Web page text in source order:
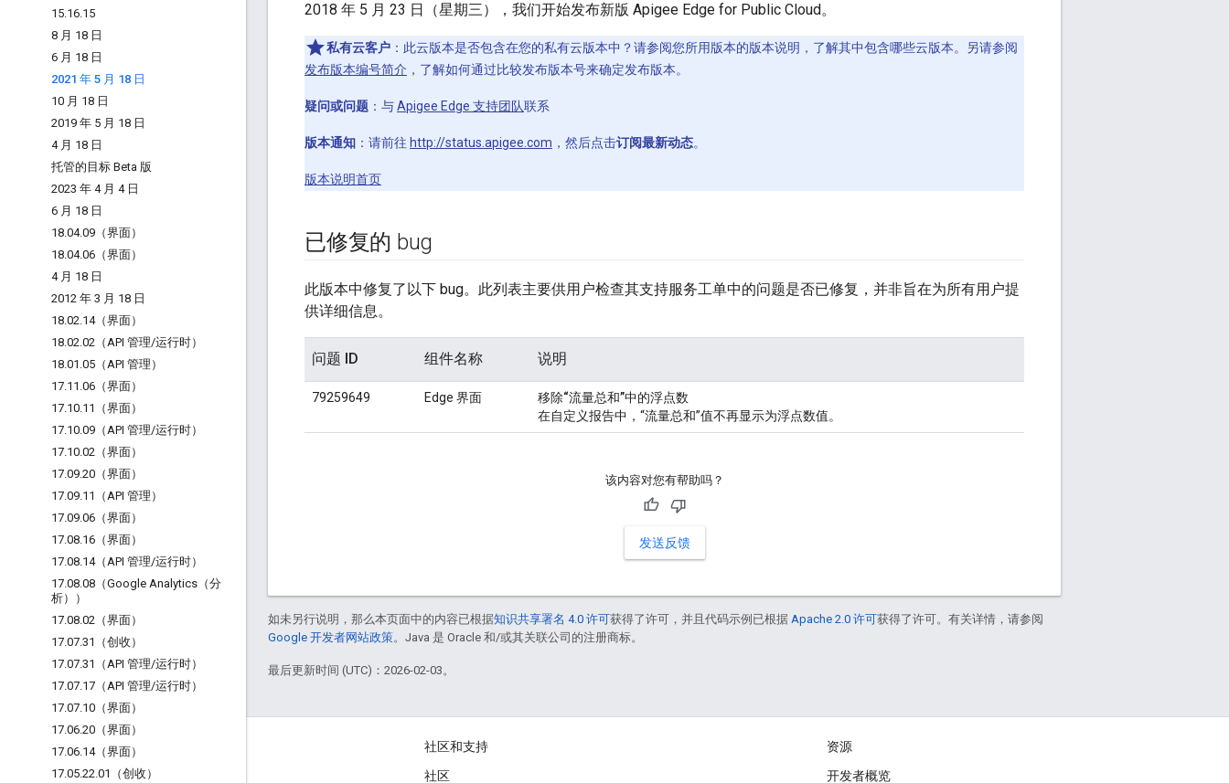
15.16.15
8 月 18 日
6 月 18 日
2021 年 5 月 18 日
10 月 18 日
2019 年 5 月 18 日
4 月 18 日
托管的目标 Beta 版
2023 年 4 月 4 日
6 月 18 日
18.04.09（界面）
18.04.06（界面）
4 月 18 日
2012 年 3 月 18 日
18.02.14（界面）
18.02.02（API 管理/运行时）
18.01 .05（API 管理）
17.11 .06（界面）
17.10.11（界面）
17.10.09（API 管理/运行时）
17.10.02（界面）
17.09.20（界面）
17.09.11（API 管理）
17.09.06（界面）
17.08.16（界面）
17.08.14（API 管理/运行时）
17.08.08（Google Analytics（分
析））
17.08.02（界面）
17.07.31（创收）
17.07.31（API 管理/运行时）
17.07.17（API 管理/运行时）
17.07.10（界面）
17.06.20（界面）
17.06.14（界面）
17.05.22.01（创收）
2018 年 5 月 23 日（星期三），我们开始发布新版 Apigee Edge for Public Cloud。
私有云客户 ：此云版本是否包含在您的私有云版本中？请参阅您所用版本的版本说明，了解其中包含哪些云版本。另请参阅
发布版本编号简介 ，了解如何通过比较发布版本号来确定发布版本。
疑问或问题 ：与Apigee Edge 支持团队联系
版本通知 ：请前往 http://status.apigee.com ，然后点击订阅最新动态。
版本说明首页
已修复的 bug
此版本中修复了以下 bug。此列表主要供用户检查其支持服务工单中的问题是否已修复，并非旨在为所有用户提
供详细信息。
问题 ID 组件名称 说明
79259649 Edge 界面
移除“流量总和”中的浮点数
在自定义报告中，“流量总和”值不再显示为浮点数值。
该内容对您有帮助吗？
发送反馈
如未另行说明，那么本页面中的内容已根据知识共享署名 4.0 许可获得了许可，并且代码示例已根据 Apache 2.0 许可获得了许可。有关详情，请参阅
Google 开发者网站政策。Java 是 Oracle 和/或其关联公司的注册商标。
最后更新时间 (UTC)：2026-02-03。
Apigee 简介
We're part of Google
社区和支持
社区
资源
开发者概览